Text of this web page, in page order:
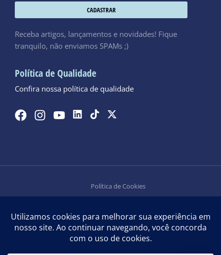
CADASTRAR
Receba artigos, lançamentos e novidades! Fique
tranquilo, não enviamos SPAMs ;)
Política de Qualidade
Confira nossa política de qualidade
Política de Cookies